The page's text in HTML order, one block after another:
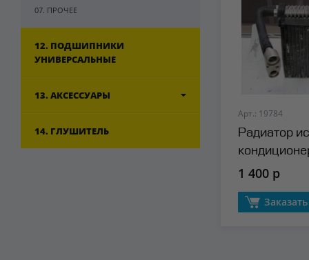
07. ПРОЧЕЕ
12. ПОДШИПНИКИ
УНИВЕРСАЛЬНЫЕ
13. АКСЕССУАРЫ
14. ГЛУШИТЕЛЬ
Арт.: 19784
Радиатор
1 400 р
Заказать